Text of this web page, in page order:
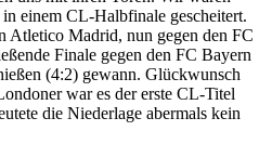
einem CL-Halbfinale gescheitert.
Atletico Madrid, nun gegen den FC
Finale gegen den FC Bayern
(4:2) gewann. Glückwunsch
war es der erste CL-Titel
die Niederlage abermals kein